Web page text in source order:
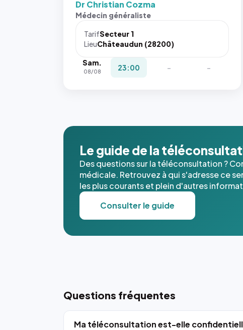
Sans ces
navigateur
pas la
place, et
l'annuaire
dans ce
cas. #}
Dr Christian Cozma
Médecin généraliste
TarifSecteur 1
LieuChâteaudun (28200)
Sam.
08/08 23:00 - -
Le guide de la
Des questions sur la téléconsultation ?
médicale. Retrouvez à qui s'adresse ce
les plus courants et plein d'autres
Consulter le guide
Questions fréquentes
Ma téléconsultation est-elle